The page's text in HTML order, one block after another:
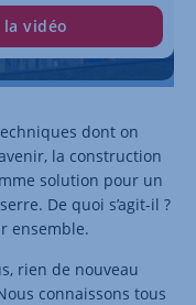
vidéo
dont on
la construction
solution pour un
De quoi s’agit-il ?
ensemble.
rien de nouveau
connaissons tous